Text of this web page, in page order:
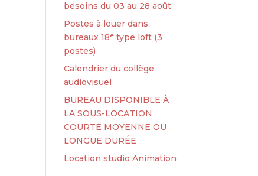
besoins du 03 au 28 août
Postes à louer dans
bureaux 18ᵉ type loft (3
postes)
Calendrier du collège
audiovisuel
BUREAU DISPONIBLE À
LA SOUS-LOCATION
COURTE MOYENNE OU
LONGUE DURÉE
Location studio Animation